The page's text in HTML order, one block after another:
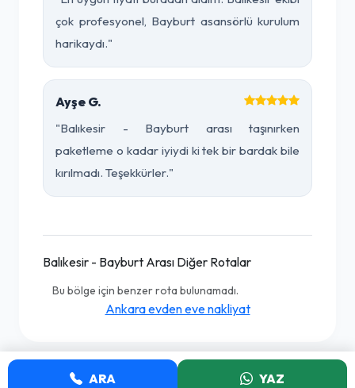
çok profesyonel, Bayburt asansörlü kurulum
harikaydı."
Ayşe G.
"Balıkesir - Bayburt arası taşınırken
paketleme o kadar iyiydi ki tek bir bardak bile
kırılmadı. Teşekkürler."
Balıkesir - Bayburt Arası Diğer Rotalar
Bu bölge için benzer rota bulunamadı.
Ankara evden eve nakliyat
ARA YAZ